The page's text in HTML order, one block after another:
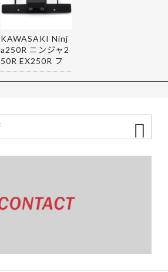
KAWASAKI Ninj
a250R ニンジャ2
50R EX250R フ
ェンダーレス…